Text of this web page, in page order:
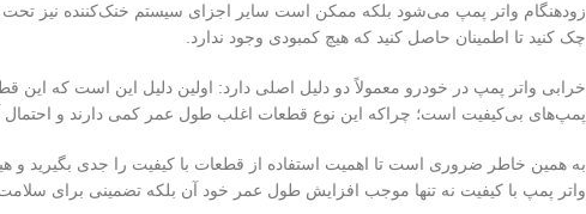
زودهنگام واتر پمپ می‌شود بلکه ممکن است سایر اجزای سیستم خنک‌کننده نیز تحت
چک کنید تا اطمینان حاصل کنید که هیچ کمبودی وجود ندارد.
خرابی واتر پمپ در خودرو معمولاً دو دلیل اصلی دارد: اولین دلیل این است که
پمپ‌های بی‌کیفیت است؛ چراکه این نوع قطعات اغلب طول عمر کمی دارند و احتمال
به همین خاطر ضروری است تا اهمیت استفاده از قطعات با کیفیت را جدی بگیرید و
واتر پمپ با کیفیت نه تنها موجب افزایش طول عمر خود آن بلکه تضمینی برای سلامت